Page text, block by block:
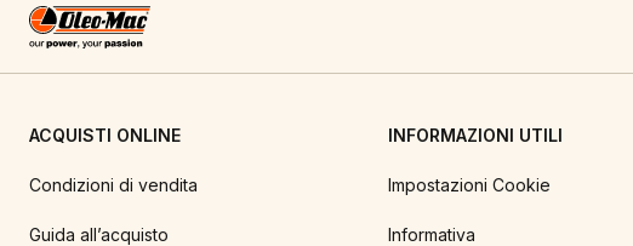
ACQUISTI ONLINE
Condizioni di vendita
Guida all’acquisto
INFORMAZIONI UTILI
Impostazioni Cookie
Informativa